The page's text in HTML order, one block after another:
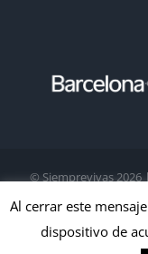
© Siemprevivas2026 |
|
Al cerrar este
dispositivo de